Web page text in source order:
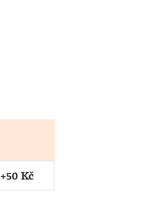
+50 Kč